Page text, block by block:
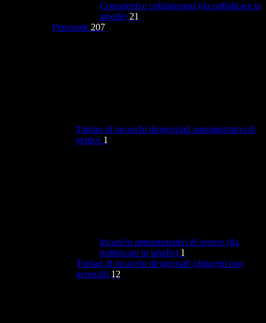
Consulenti e collaboratori (da pubblicare in
tabelle) 21
Personale 207
Titolari di incarichi dirigenziali amministrativi di
vertice 1
Incarichi amministrativi di vertice (da
pubblicare in tabelle) 1
Titolari di incarichi dirigenziali (dirigenti non
generali) 12